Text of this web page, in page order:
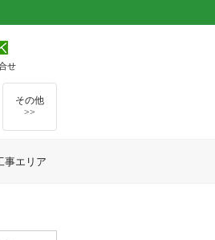
せ
その他
>>
事エリア